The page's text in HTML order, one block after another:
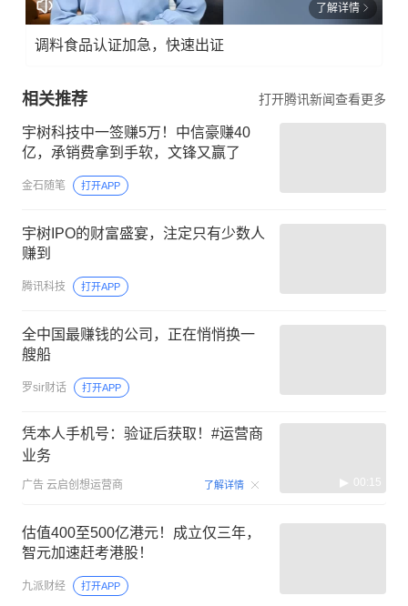
了解详情
调料食品认证加急，快速出证
相关推荐 打开腾讯新闻查看更多
宇树科技中一签赚5万！中信豪赚40
亿，承销费拿到手软，文锋又赢了
金石随笔 打开APP
宇树IPO的财富盛宴，注定只有少数人
赚到
腾讯科技 打开APP
全中国最赚钱的公司，正在悄悄换一
艘船
罗sir财话 打开APP
凭本人手机号：验证后获取！#运营商
业务
广告 云启创想运营商 了解详情 00:15
估值400至500亿港元！成立仅三年，
智元加速赶考港股！
九派财经 打开APP